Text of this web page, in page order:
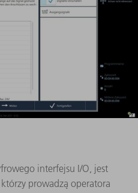
interfejsu I/O, jest
prowadzą operatora